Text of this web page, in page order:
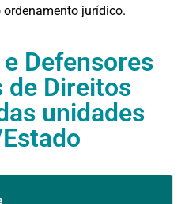
jurídico.
Defensores
de Direitos
unidades